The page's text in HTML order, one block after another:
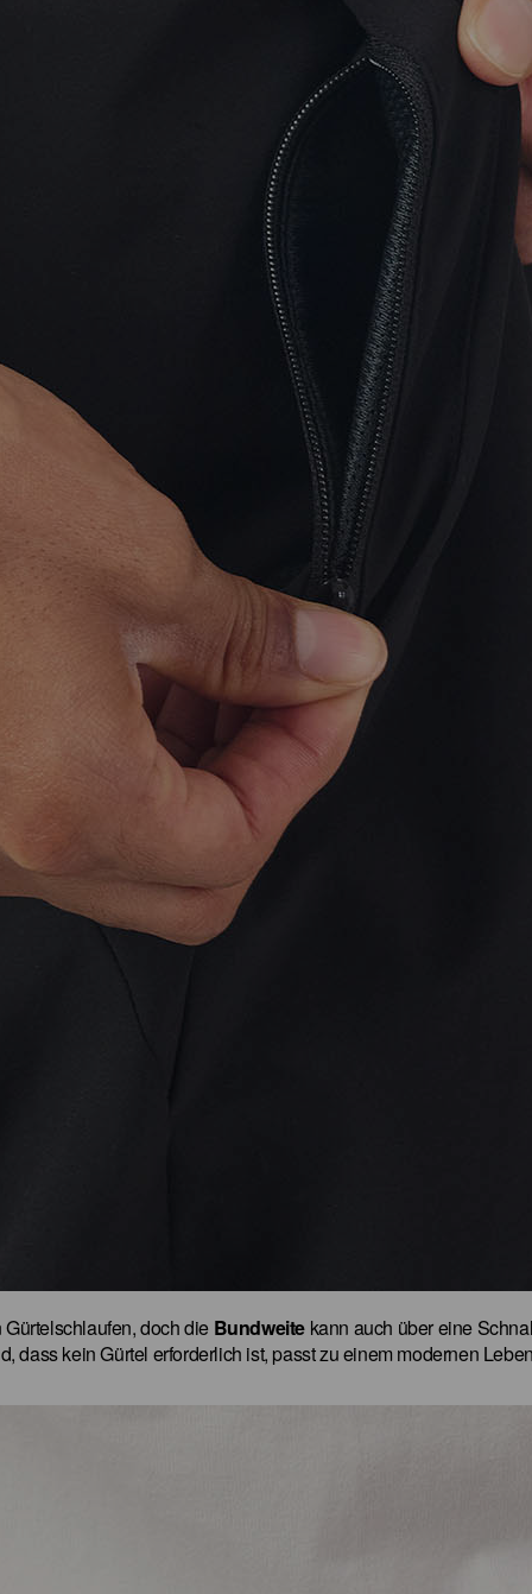
doch die Bundweite kann auch über eine
dass kein Gürtel erforderlich ist, passt zu einem modernen